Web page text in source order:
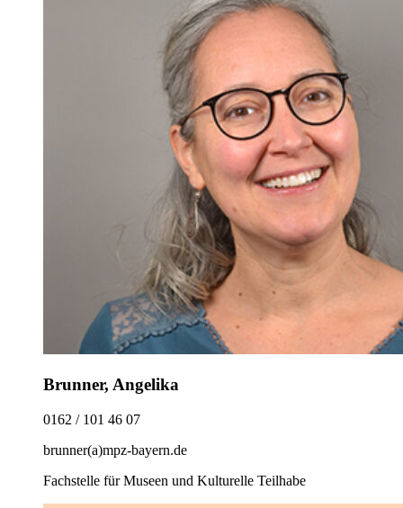
Brunner, Angelika
0162 / 101 46 07
brunner(a)mpz-bayern.de
Fachstelle für Museen und Kulturelle Teilhabe